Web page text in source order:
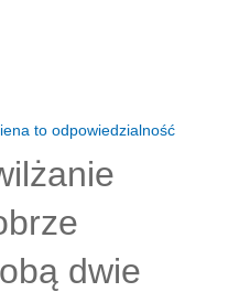
to odpowiedzialność
dwie